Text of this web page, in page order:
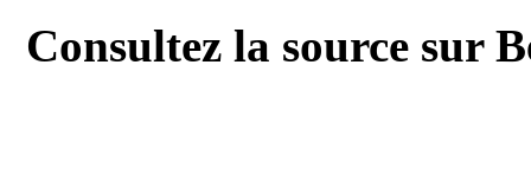
Consultez la source sur